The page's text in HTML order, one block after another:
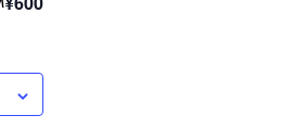
活動